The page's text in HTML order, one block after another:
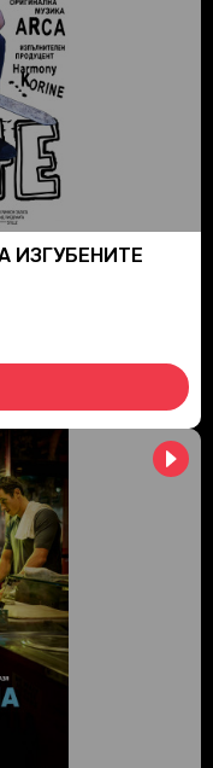
ИЗГУБЕНИТЕ